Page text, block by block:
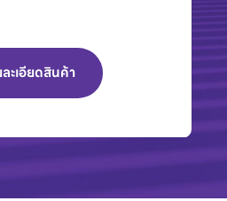
รายละเอียดสินค้า